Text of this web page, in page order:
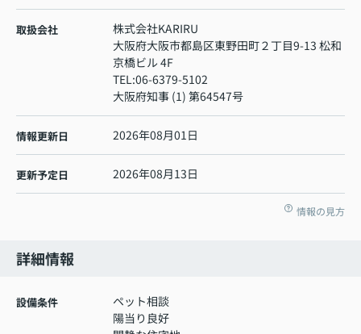
取扱会社
株式会社KARIRU
大阪府大阪市都島区東野田町２丁目9-13 松和
京橋ビル 4F
TEL:06-6379-5102
大阪府知事 (1) 第64547号
情報更新日 2026年08月01日
更新予定日 2026年08月13日
情報の見方
詳細情報
設備条件
ペット相談
陽当り良好